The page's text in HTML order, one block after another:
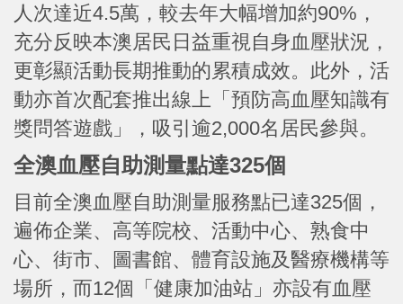
人次達近4.5萬，較去年大幅增加約90%，
充分反映本澳居民日益重視自身血壓狀況，
更彰顯活動長期推動的累積成效。此外，活
動亦首次配套推出線上「預防高血壓知識有
獎問答遊戲」，吸引逾2,000名居民參與。
全澳血壓自助測量點達325個
目前全澳血壓自助測量服務點已達325個，
遍佈企業、高等院校、活動中心、熟食中
心、街市、圖書館、體育設施及醫療機構等
場所，而12個「健康加油站」亦設有血壓